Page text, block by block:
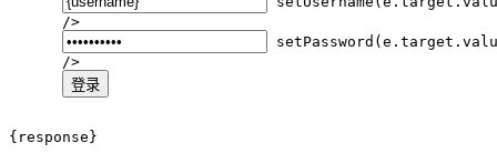
      />
      />
登录
{response}